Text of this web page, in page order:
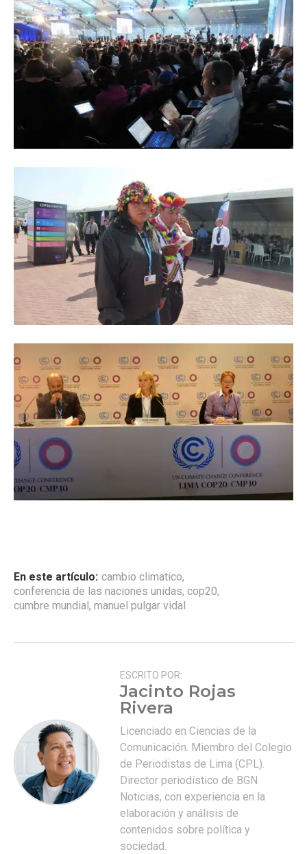
En este artículo: cambio climatico,
conferencia de las naciones unidas, cop20,
cumbre mundial , manuel pulgar vidal
ESCRITO POR:
Jacinto Rojas
Rivera
Licenciado en Ciencias de la
Comunicación. Miembro del Colegio
de Periodistas de Lima (CPL).
Director periodístico de BGN
Noticias, con experiencia en la
elaboración y análisis de
contenidos sobre política y
sociedad.